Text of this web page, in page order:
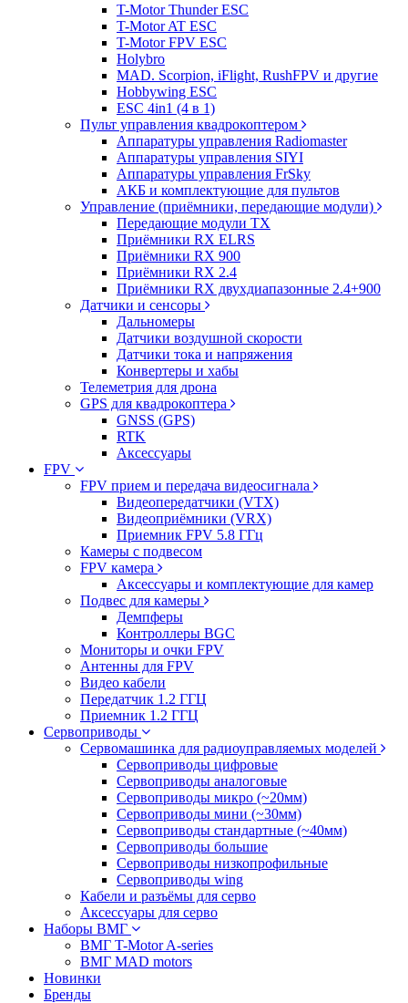
T-Motor Thunder ESC
T-Motor AT ESC
T-Motor FPV ESC
Holybro
MAD. Scorpion, iFlight, RushFPV и другие
Hobbywing ESC
ESC 4in1 (4 в 1)
Пульт управления квадрокоптером
Аппаратуры управления Radiomaster
Аппаратуры управления SIYI
Аппаратуры управления FrSky
АКБ и комплектующие для пультов
Управление (приёмники, передающие модули)
Передающие модули TX
Приёмники RX ELRS
Приёмники RX 900
Приёмники RX 2.4
Приёмники RX двухдиапазонные 2.4+900
Датчики и сенсоры
Дальномеры
Датчики воздушной скорости
Датчики тока и напряжения
Конвертеры и хабы
Телеметрия для дрона
GPS для квадрокоптера
GNSS (GPS)
RTK
Аксессуары
FPV
FPV прием и передача видеосигнала
Видеопередатчики (VTX)
Видеоприёмники (VRX)
Приемник FPV 5.8 ГГц
Камеры с подвесом
FPV камера
Аксессуары и комплектующие для камер
Подвес для камеры
Демпферы
Контроллеры BGC
Мониторы и очки FPV
Антенны для FPV
Видео кабели
Передатчик 1.2 ГГЦ
Приемник 1.2 ГГЦ
Сервоприводы
Сервомашинка для радиоуправляемых моделей
Сервоприводы цифровые
Сервоприводы аналоговые
Сервоприводы микро (~20мм)
Сервоприводы мини (~30мм)
Сервоприводы стандартные (~40мм)
Сервоприводы большие
Сервоприводы низкопрофильные
Сервоприводы wing
Кабели и разъёмы для серво
Аксессуары для серво
Наборы ВМГ
ВМГ T-Motor A-series
ВМГ MAD motors
Новинки
Бренды